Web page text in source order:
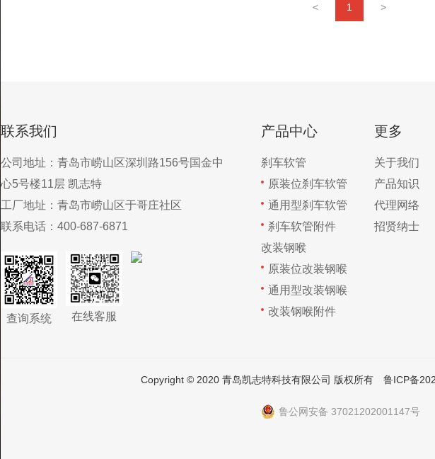
< 1 >
联系我们
公司地址： 青岛市崂山区深圳路156号国金中
心5号楼11层 凯志特
工厂地址： 青岛市崂山区于哥庄社区
联系电话： 400-687-6871
查询系统 在线客服
产品中心
刹车软管
原装位刹车软管
通用型刹车软管
刹车软管附件
改装钢喉
原装位改装钢喉
通用型改装钢喉
改装钢喉附件
更多
关于我们
产品知识
代理网络
招贤纳士
Copyright © 2020 青岛凯志特科技有限公司 版权所有 鲁ICP备
鲁公网安备 37021202001147号